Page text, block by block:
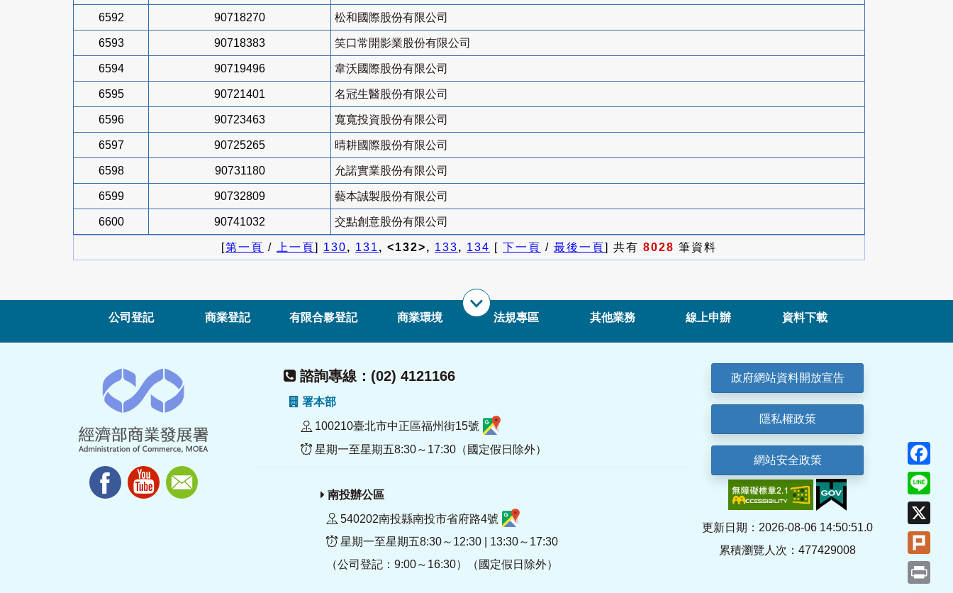
6592 90718270 松和國際股份有限公司
6593 90718383 笑口常開影業股份有限公司
6594 90719496 韋沃國際股份有限公司
6595 90721401 名冠生醫股份有限公司
6596 90723463 寬寬投資股份有限公司
6597 90725265 晴耕國際股份有限公司
6598 90731180 允諾實業股份有限公司
6599 90732809 藝本誠製股份有限公司
6600 90741032 交點創意股份有限公司
[第一頁 / 上一頁] 130, 131, <132>, 133, 134 [ 下一頁 / 最後一頁] 共有 8028 筆資料
公司登記 商業登記 有限合夥登記 商業環境 法規專區 其他業務 線上申辦 資料下載
諮詢專線：(02) 4121166
署本部
100210臺北市中正區福州街15號
星期一至星期五8:30～17:30（國定假日除外）
南投辦公區
540202南投縣南投市省府路4號
星期一至星期五8:30～12:30 | 13:30～17:30
（公司登記：9:00～16:30）（國定假日除外）
政府網站資料開放宣告
隱私權政策
網站安全政策
更新日期：2026-08-06 14:50:51.0
累積瀏覽人次：477429008